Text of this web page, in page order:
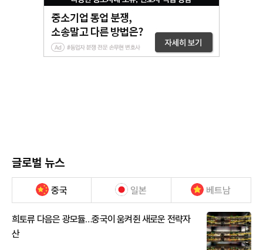
글로벌 뉴스
중국 일본 베트남
희토류 다음은 광모듈…중국이 움켜쥔 새로운 전략자
산